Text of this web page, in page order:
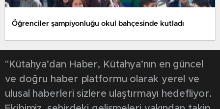
Öğrenciler şampiyonluğu okul bahçesinde kutladı
"Kütahya’dan Haber, Kütahya’nın en güncel
ve doğru haber platformu olarak yerel ve
ulusal haberleri sizlere ulaştırmayı hedefliyor.